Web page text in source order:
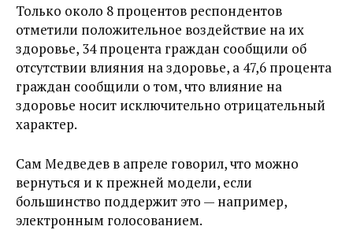
Только около 8 процентов респондентов
отметили положительное воздействие на их
здоровье, 34 процента граждан сообщили об
отсутствии влияния на здоровье, а 47,6 процента
граждан сообщили о том, что влияние на
здоровье носит исключительно отрицательный
характер.
Сам Медведев в апреле говорил, что можно
вернуться и к прежней модели, если
большинство поддержит это — например,
электронным голосованием.